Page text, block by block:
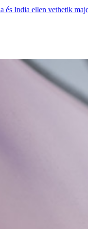
India ellen vethetik